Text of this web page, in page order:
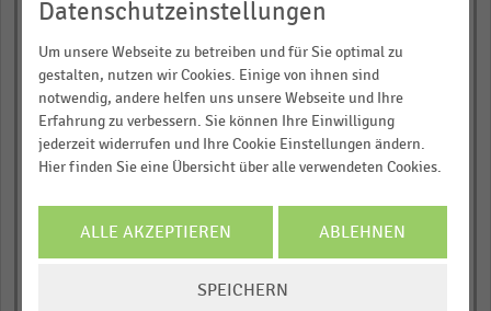
categories.
15
categories.
The
chart
has
Natura
Olay
Estée Lauder
Oral B
Ponds
0,00 0,25 0,50 0,75 1,00
Für Ihre bequeme und umfassende
Über 300.000 Daten und Kennzahlen
Rund 25.000 Statistiken
Download als Excel, PNG, PDF
… und vieles mehr!
JETZT INFORMIEREN
Datenschutzeinstellungen
Um unsere Webseite zu betreiben und für Sie optimal zu
gestalten, nutzen wir Cookies. Einige von ihnen sind
notwendig, andere helfen uns unsere Webseite und Ihre
Erfahrung zu verbessern. Sie können Ihre Einwilligung
jederzeit widerrufen und Ihre Cookie Einstellungen ändern.
Hier finden Sie eine Übersicht über alle verwendeten Cookies.
ALLE AKZEPTIEREN ABLEHNEN
SPEICHERN